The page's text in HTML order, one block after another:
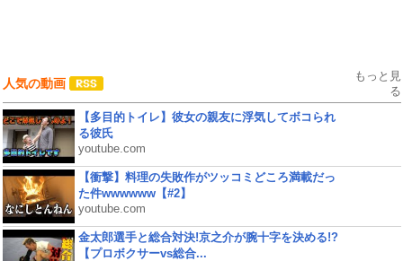
人気の動画
もっと見
る
【多目的トイレ】彼女の親友に浮気してボコられ
る彼氏
youtube.com
【衝撃】料理の失敗作がツッコミどころ満載だっ
た件wwwwww【#2】
youtube.com
金太郎選手と総合対決!京之介が腕十字を決める!?
【プロボクサーvs総合...